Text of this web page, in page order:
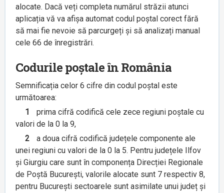
alocate. Dacă veți completa numărul străzii atunci
aplicația vă va afișa automat codul poștal corect fără
să mai fie nevoie să parcurgeți și să analizați manual
cele 66 de înregistrări.
Codurile poștale în România
Semnificația celor 6 cifre din codul poștal este
următoarea:
1
prima cifră codifică cele zece regiuni poștale cu
valori de la 0 la 9,
2
a doua cifră codifică județele componente ale
unei regiuni cu valori de la 0 la 5. Pentru județele Ilfov
și Giurgiu care sunt în componența Direcției Regionale
de Poștă București, valorile alocate sunt 7 respectiv 8,
pentru București sectoarele sunt asimilate unui județ și